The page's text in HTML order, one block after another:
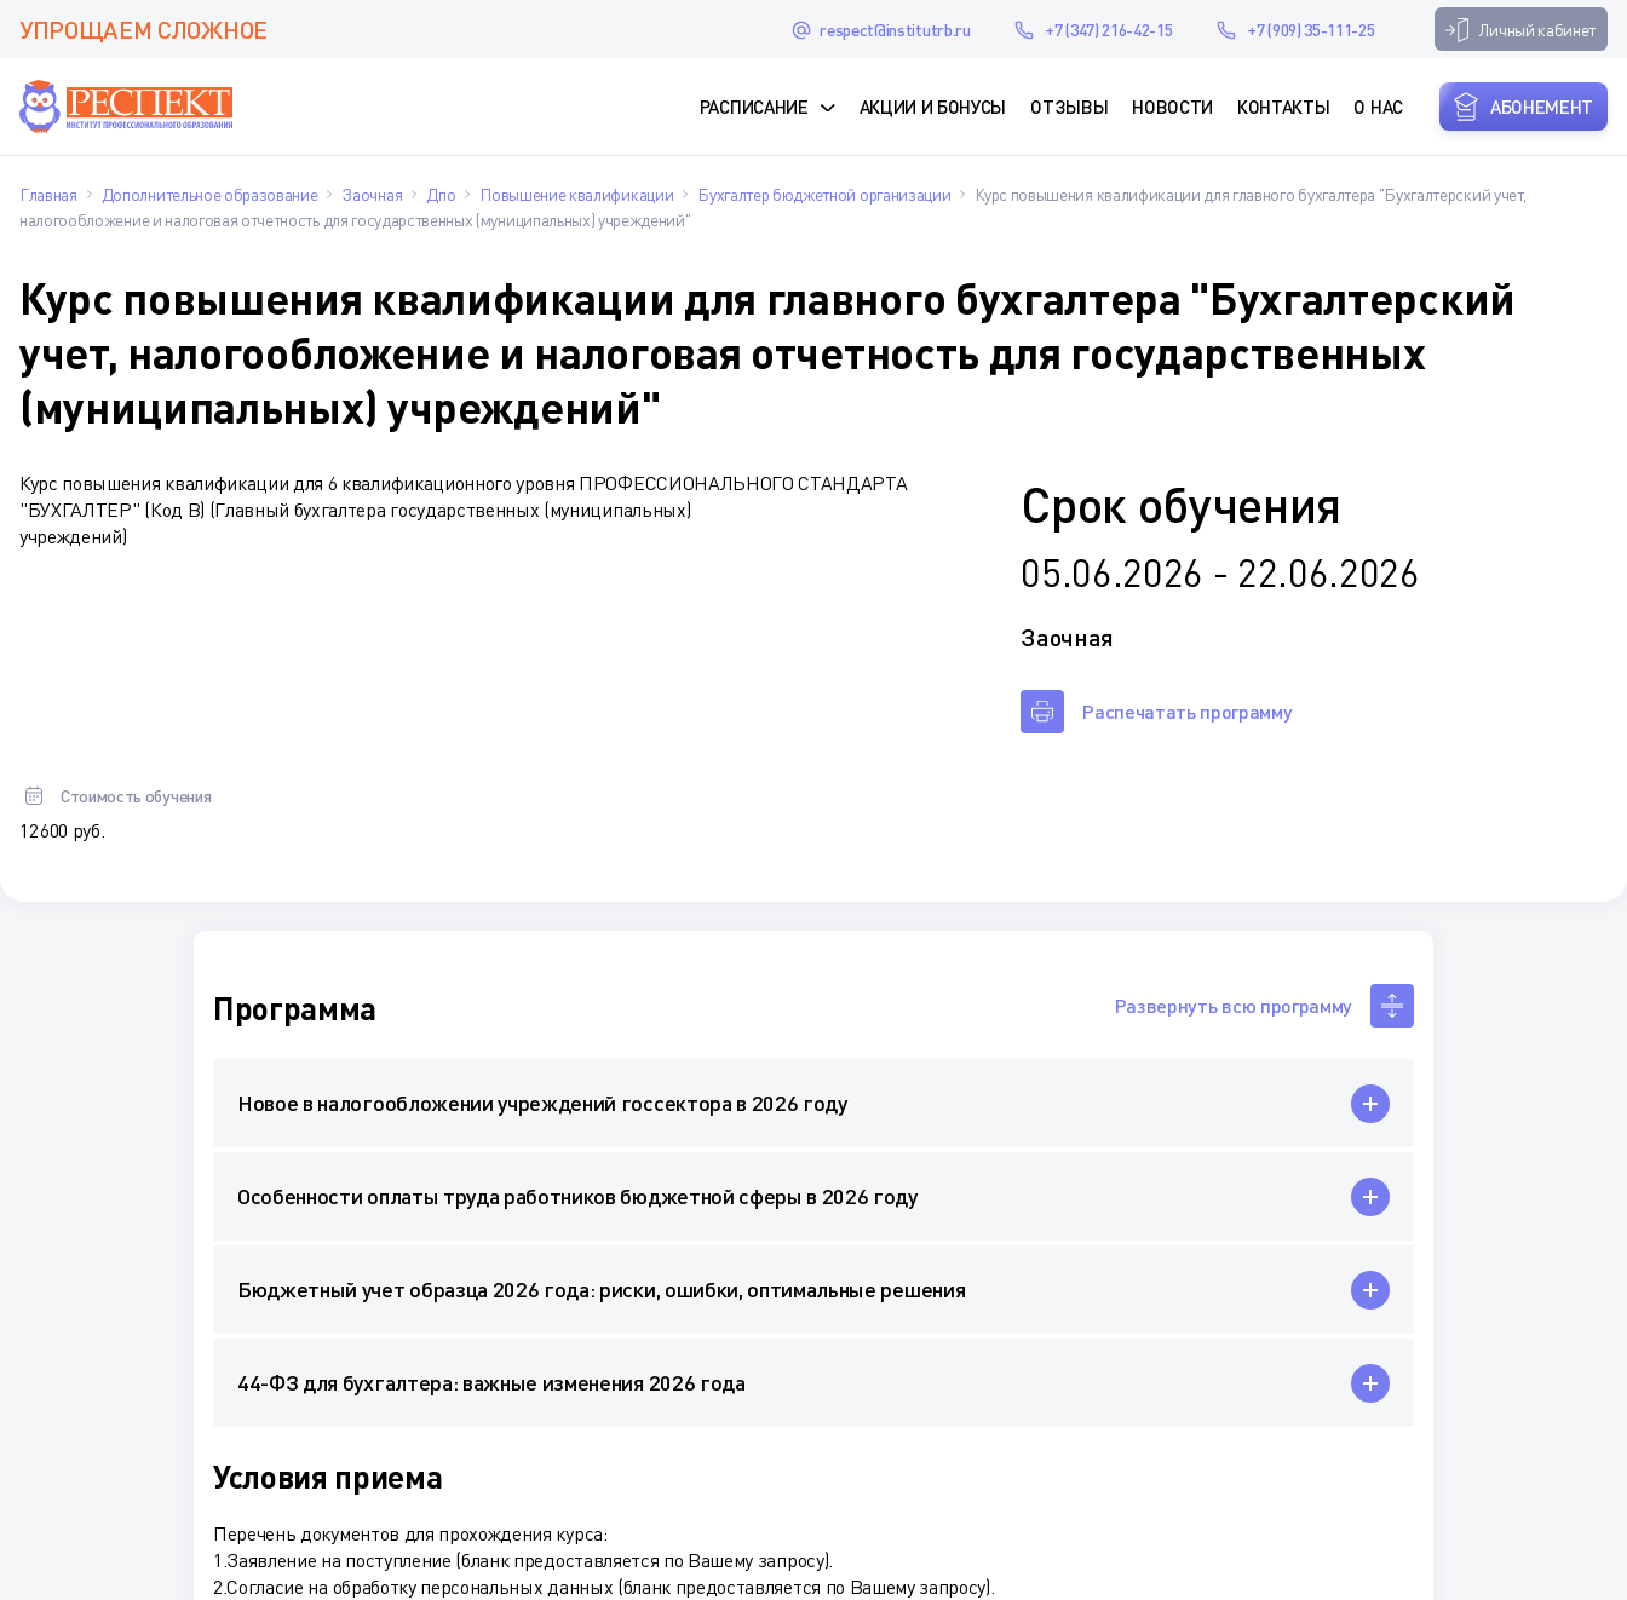
УПРОЩАЕМ СЛОЖНОЕ respect@institutrb.ru +7 (347) 216-42-15 +7 (909) 35-111-25 Личный кабинет
РАСПИСАНИЕ АКЦИИ И БОНУСЫ ОТЗЫВЫ НОВОСТИ КОНТАКТЫ О НАС АБОНЕМЕНТ
Главная Дополнительное образование Заочная Дпо Повышение квалификации Бухгалтер бюджетной организации
Курс повышения квалификации для главного бухгалтера "Бухгалтерский учет,
налогообложение и налоговая отчетность для государственных (муниципальных) учреждений"
Курс повышения квалификации для главного бухгалтера "Бухгалтерский
учет, налогообложение и налоговая отчетность для государственных
(муниципальных) учреждений"
Курс повышения квалификации для 6 квалификационного уровня ПРОФЕССИОНАЛЬНОГО СТАНДАРТА
"БУХГАЛТЕР" (Код В) (Главный бухгалтера государственных (муниципальных)
учреждений)
Срок обучения
05.06.2026 - 22.06.2026
Заочная
Распечатать программу
Стоимость обучения
12 600 руб.
Программа Развернуть всю программу
Новое в налогообложении учреждений госсектора в 2026 году
Особенности оплаты труда работников бюджетной сферы в 2026 году
Бюджетный учет образца 2026 года: риски, ошибки, оптимальные решения
44-ФЗ для бухгалтера: важные изменения 2026 года
Условия приема
Перечень документов для прохождения курса:
1.Заявление на поступление (бланк предоставляется по Вашему запросу).
2.Согласие на обработку персональных данных (бланк предоставляется по Вашему запросу).